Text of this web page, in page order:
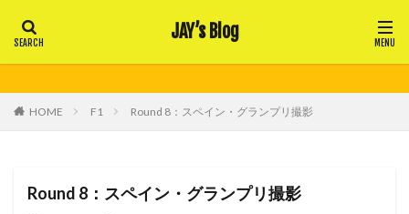
JAY’s Blog
HOME F1 Round 8：スペイン・グランプリ撮影
Round 8：スペイン・グランプリ撮影